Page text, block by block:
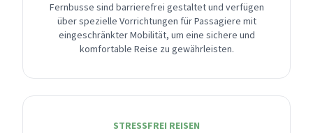
Fernbusse sind barrierefrei gestaltet und verfügen
über spezielle Vorrichtungen für Passagiere mit
eingeschränkter Mobilität, um eine sichere und
komfortable Reise zu gewährleisten.
STRESSFREI REISEN